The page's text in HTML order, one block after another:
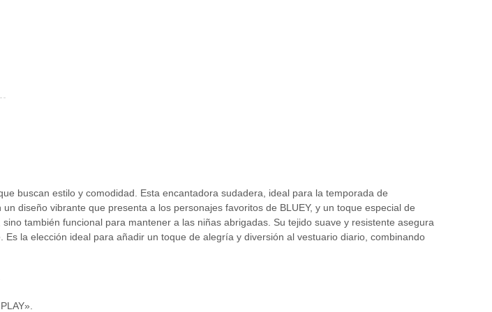
buscan estilo y comodidad. Esta encantadora sudadera, ideal para la temporada de
diseño vibrante que presenta a los personajes favoritos de BLUEY, y un toque especial de
también funcional para mantener a las niñas abrigadas. Su tejido suave y resistente asegura
la elección ideal para añadir un toque de alegría y diversión al vestuario diario, combinando